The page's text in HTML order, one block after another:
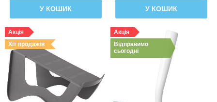
У КОШИК У КОШИК
Акція
Хіт продажів
Акція
Відправимо
сьогодні